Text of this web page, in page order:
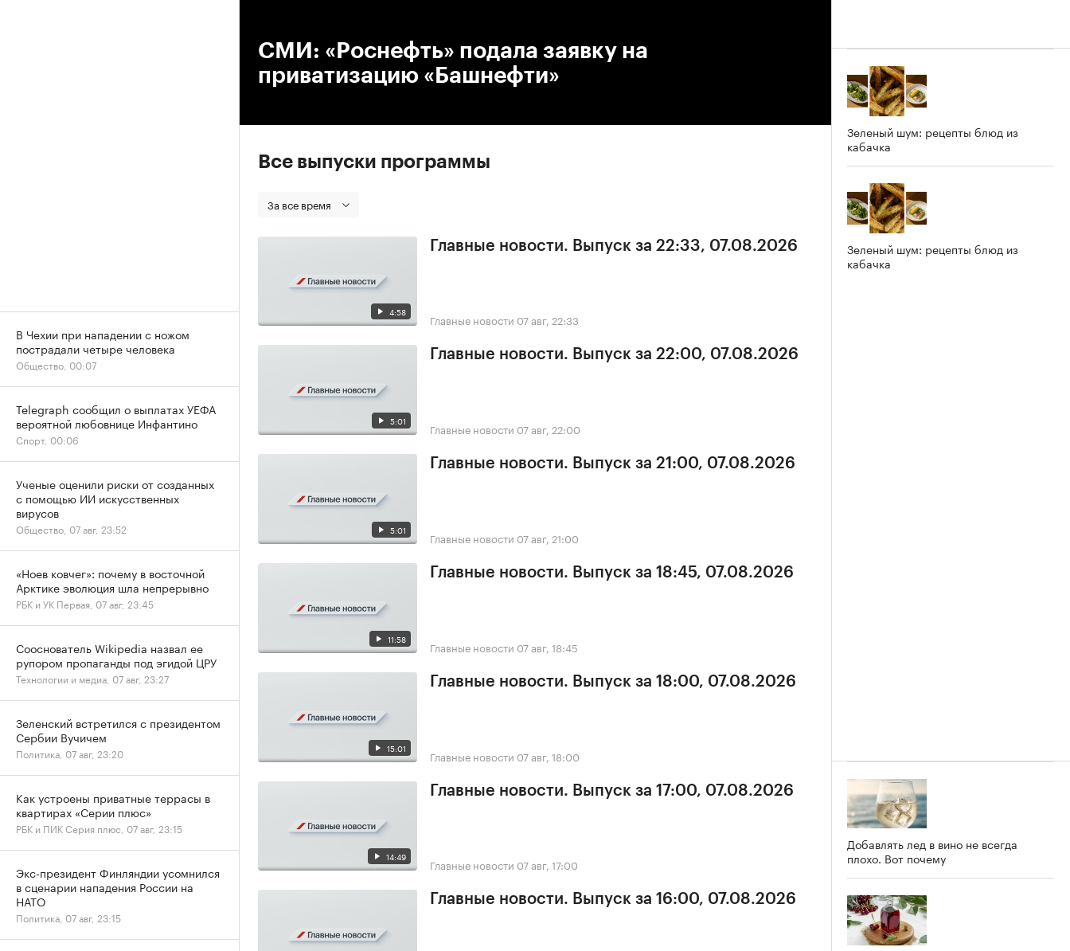
СМИ: «Роснефть» подала заявку на
приватизацию «Башнефти»
Все выпуски программы
За все время
4:58
Главные новости. Выпуск за 22:33, 07.08.2026
Главные новости 07 авг, 22:33
5:01
Главные новости. Выпуск за 22:00, 07.08.2026
Главные новости 07 авг, 22:00
5:01
Главные новости. Выпуск за 21:00, 07.08.2026
Главные новости 07 авг, 21:00
11:58
Главные новости. Выпуск за 18:45, 07.08.2026
Главные новости 07 авг, 18:45
15:01
Главные новости. Выпуск за 18:00, 07.08.2026
Главные новости 07 авг, 18:00
14:49
Главные новости. Выпуск за 17:00, 07.08.2026
Главные новости 07 авг, 17:00
Главные новости. Выпуск за 16:00, 07.08.2026
Зеленый шум: рецепты блюд из
кабачка
Зеленый шум: рецепты блюд из
кабачка
Добавлять лед в вино не всегда
плохо. Вот почему
В Чехии при нападении с ножом
пострадали четыре человека
Общество, 00:07
Telegraph сообщил о выплатах УЕФА
вероятной любовнице Инфантино
Спорт, 00:06
Ученые оценили риски от созданных
с помощью ИИ искусственных
вирусов
Общество, 07 авг, 23:52
«Ноев ковчег»: почему в восточной
Арктике эволюция шла непрерывно
РБК и УК Первая, 07 авг, 23:45
Сооснователь Wikipedia назвал ее
рупором пропаганды под эгидой ЦРУ
Технологии и медиа, 07 авг, 23:27
Зеленский встретился с президентом
Сербии Вучичем
Политика, 07 авг, 23:20
Как устроены приватные террасы в
квартирах «Серии плюс»
РБК и ПИК Серия плюс, 07 авг, 23:15
Экс-президент Финляндии усомнился
в сценарии нападения России на
НАТО
Политика, 07 авг, 23:15